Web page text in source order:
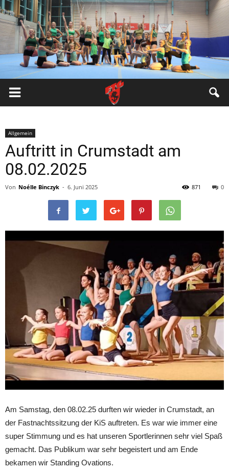
FTG
Allgemein
Auftritt in Crumstadt am
08.02.2025
Von Noélle Binczyk - 6. Juni 2025 0
871
Am Samstag, den 08.02.25 durften wir wieder in Crumstadt, an
der Fastnachtssitzung der KiS auftreten. Es war wie immer eine
super Stimmung und es hat unseren Sportlerinnen sehr viel Spaß
gemacht. Das Publikum war sehr begeistert und am Ende
bekamen wir Standing Ovations.